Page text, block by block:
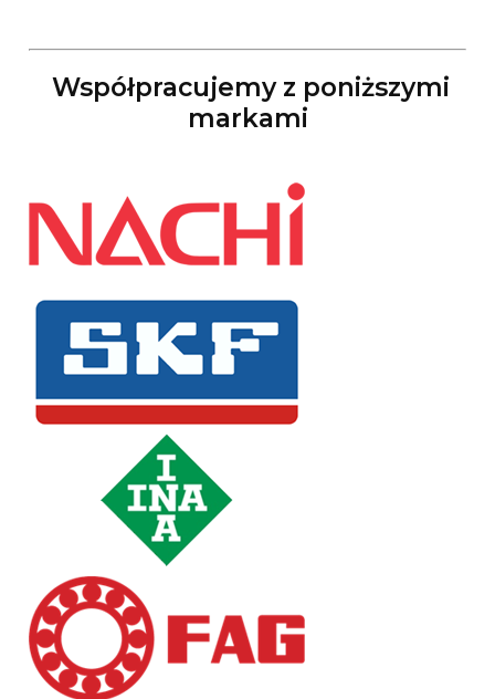
Współpracujemy z poniższymi
markami